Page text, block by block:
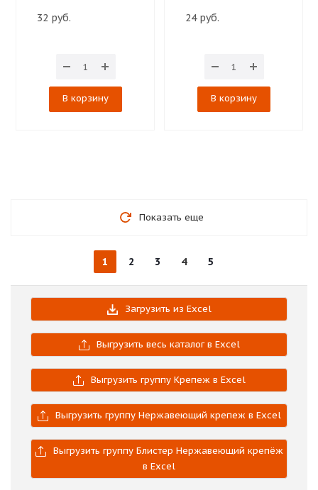
32 руб.
В корзину
24 руб.
В корзину
Показать еще
1 2 3 4 5
Загрузить из Excel
Выгрузить весь каталог в Excel
Выгрузить группу Крепеж в Excel
Выгрузить группу Нержавеющий крепеж в Excel
Выгрузить группу Блистер Нержавеющий крепёж
в Excel